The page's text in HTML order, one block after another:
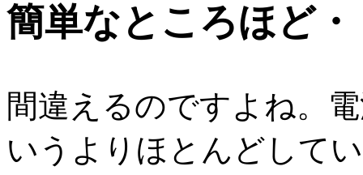
簡単なところほど
間違えるのですよね。
いうよりほとんどして